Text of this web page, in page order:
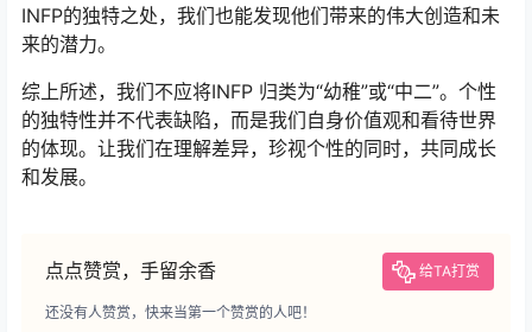
INFP的独特之处，我们也能发现他们带来的伟大创造和未
来的潜力。
综上所述，我们不应将INFP 归类为“幼稚”或“中二”。个性
的独特性并不代表缺陷，而是我们自身价值观和看待世界
的体现。让我们在理解差异，珍视个性的同时，共同成长
和发展。
点点赞赏，手留余香 给TA打赏
还没有人赞赏，快来当第一个赞赏的人吧！